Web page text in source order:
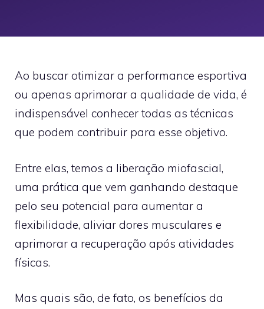
Ao buscar otimizar a performance esportiva
ou apenas aprimorar a qualidade de vida, é
indispensável conhecer todas as técnicas
que podem contribuir para esse objetivo.
Entre elas, temos a liberação miofascial,
uma prática que vem ganhando destaque
pelo seu potencial para aumentar a
flexibilidade, aliviar dores musculares e
aprimorar a recuperação após atividades
físicas.
Mas quais são, de fato, os benefícios da